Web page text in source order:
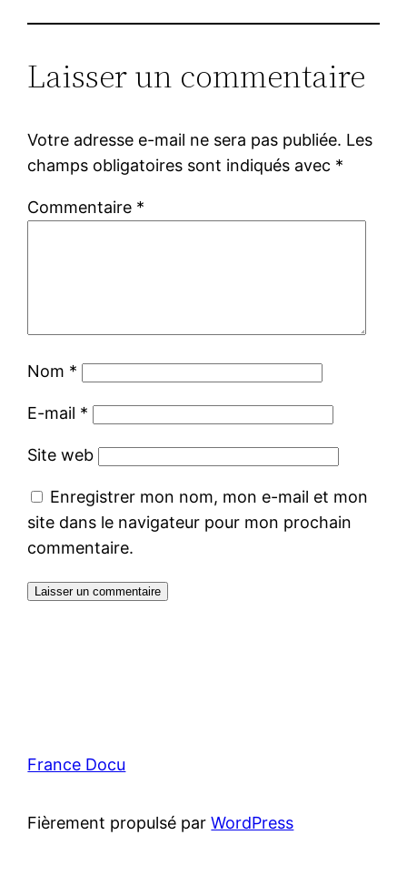
Laisser un commentaire
Votre adresse e-mail ne sera pas publiée. Les
champs obligatoires sont indiqués avec *
Commentaire *
Nom *
E-mail *
Site web
Enregistrer mon nom, mon e-mail et mon
site dans le navigateur pour mon prochain
commentaire.
France Docu
Fièrement propulsé parWordPress